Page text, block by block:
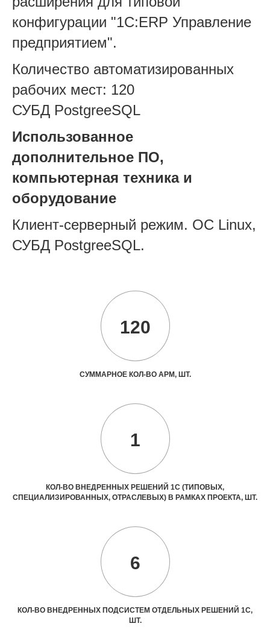
конфигурации "1С:ERP Управление
предприятием".
Количество автоматизированных
рабочих мест: 120
СУБД PostgreeSQL
Использованное
дополнительное ПО,
компьютерная техника и
оборудование
Клиент-серверный режим. ОС Linux,
СУБД PostgreeSQL.
120
СУММАРНОЕ КОЛ-ВО АРМ, ШТ.
1
КОЛ-ВО ВНЕДРЕННЫХ РЕШЕНИЙ 1С (ТИПОВЫХ,
СПЕЦИАЛИЗИРОВАННЫХ, ОТРАСЛЕВЫХ) В РАМКАХ ПРОЕКТА, ШТ.
6
КОЛ-ВО ВНЕДРЕННЫХ ПОДСИСТЕМ ОТДЕЛЬНЫХ РЕШЕНИЙ 1С,
ШТ.